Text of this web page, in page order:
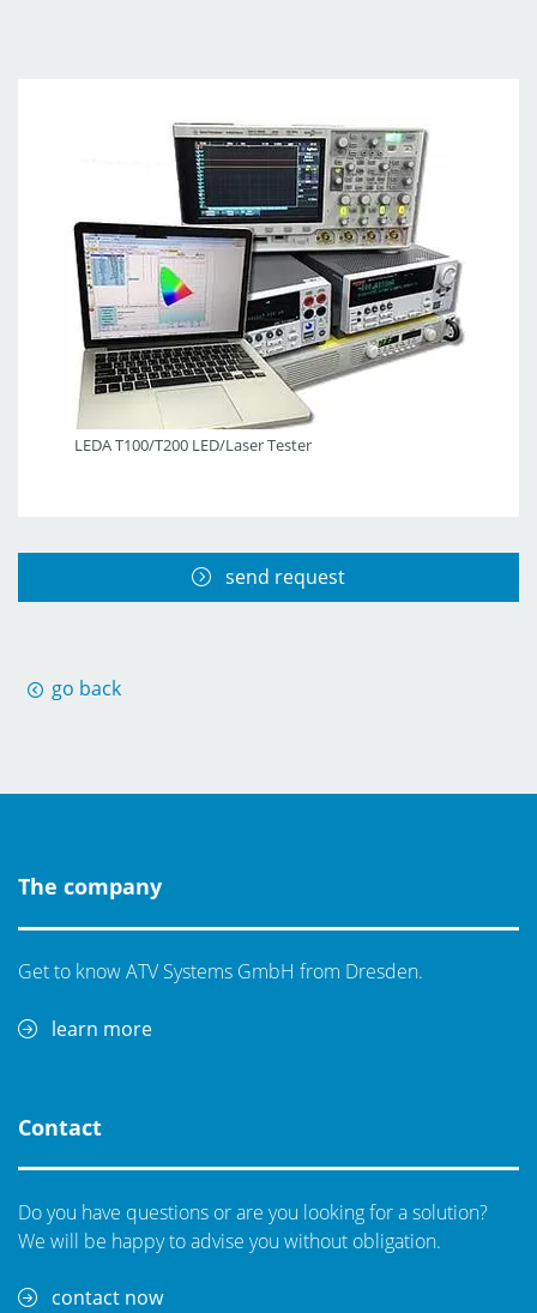
LEDA T100/T200 LED/Laser Tester
send request
go back
The company
Get to know ATV Systems GmbH from Dresden.
learn more
Contact
Do you have questions or are you looking for a solution?
We will be happy to advise you without obligation.
contact now